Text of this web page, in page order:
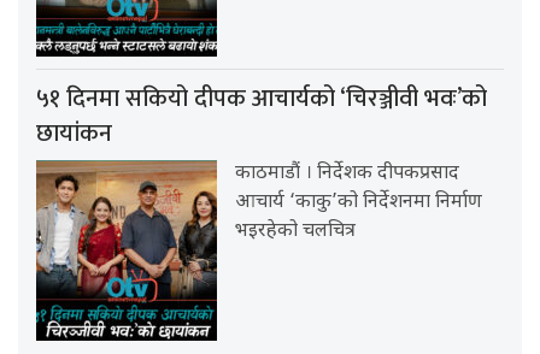
५१ दिनमा सकियो दीपक आचार्यको ‘चिरञ्जीवी भवः’को
छायांकन
काठमाडौं । निर्देशक दीपकप्रसाद
आचार्य ‘काकु’को निर्देशनमा निर्माण
भइरहेको चलचित्र